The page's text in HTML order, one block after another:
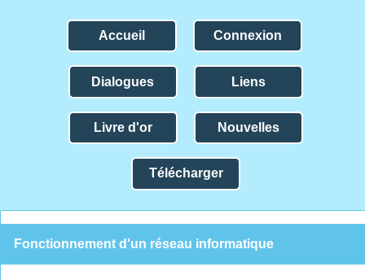
Accueil Connexion
Dialogues Liens
Livre d'or Nouvelles
Télécharger
Fonctionnement d'un réseau informatique